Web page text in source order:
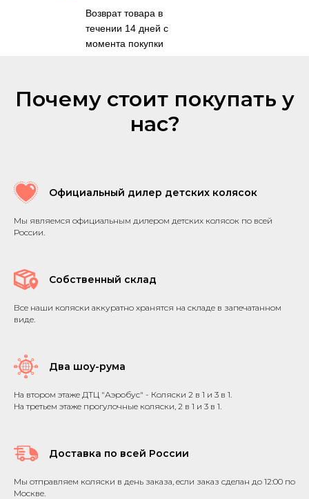
Возврат товара в
течении 14 дней с
момента покупки
Почему стоит покупать у
нас?
Официальный дилер детских колясок
Мы являемся официальным дилером детских колясок по всей
России.
Собственный склад
Все наши коляски аккуратно хранятся на складе в запечатанном
виде.
Два шоу-рума
На втором этаже ДТЦ "Аэробус" - Коляски 2 в 1 и 3 в 1.
На третьем этаже прогулочные коляски, 2 в 1 и 3 в 1.
Доставка по всей России
Мы отправляем коляски в день заказа, если заказ сделан до 12:00 по
Москве.